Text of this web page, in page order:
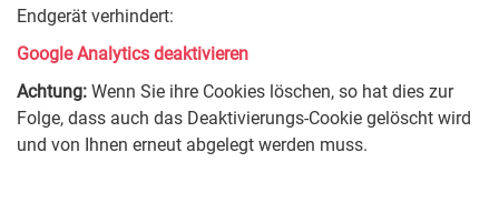
Endgerät verhindert:
Google Analytics deaktivieren
Achtung: Wenn Sie ihre Cookies löschen, so hat dies zur
Folge, dass auch das Deaktivierungs-Cookie gelöscht wird
und von Ihnen erneut abgelegt werden muss.